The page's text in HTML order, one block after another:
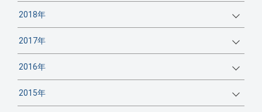
2018年
2017年
2016年
2015年